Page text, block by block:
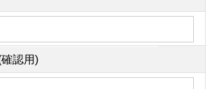
認用)